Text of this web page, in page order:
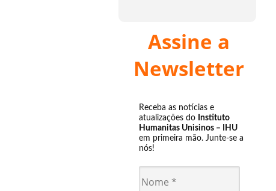
Assine a
Newsletter
Receba as notícias e
atualizações do Instituto
Humanitas Unisinos – IHU
em primeira mão. Junte-se a
nós!